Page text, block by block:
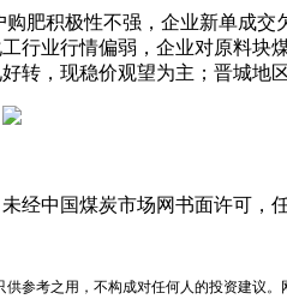
肥积极性不强，企业新单成交
业行情偏弱，企业对原料
，现稳价观望为主；晋城地
中国煤炭市场网书面许可，
参考之用，不构成对任何人的投资建议